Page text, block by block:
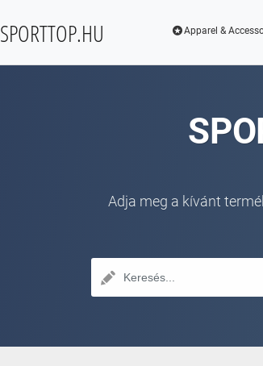
SPORTTOP.HU Apparel &
Adja meg a kívánt